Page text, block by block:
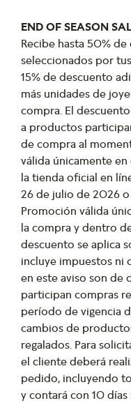
END OF SEASON
Recibe hasta 50%
seleccionados por
15% de descuento
más unidades de
compra. El
a productos
de compra al
válida únicamente
la tienda oficial en
26 de julio de 2026 o
Promoción válida
la compra y dentro
descuento se aplica
incluye impuestos ni
en este aviso son de
participan compras
período de vigencia
cambios de
regalados. Para
el cliente deberá
pedido, incluyendo
y contará con 10